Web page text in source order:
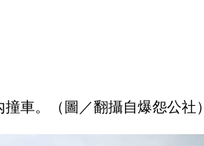
車。（圖／翻攝自爆怨公社）